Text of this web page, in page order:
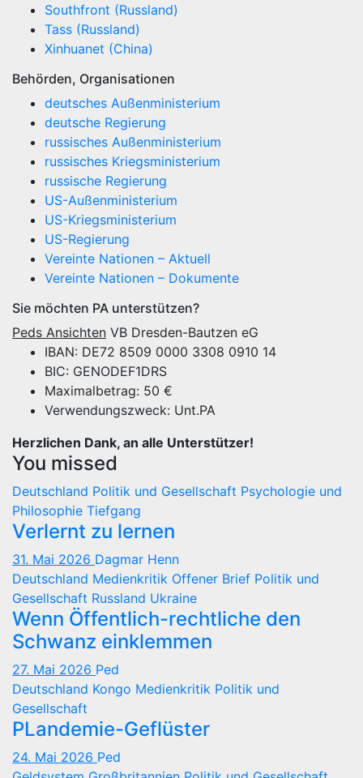
Southfront (Russland)
Tass (Russland)
Xinhuanet (China)
Behörden, Organisationen
deutsches Außenministerium
deutsche Regierung
russisches Außenministerium
russisches Kriegsministerium
russische Regierung
US-Außenministerium
US-Kriegsministerium
US-Regierung
Vereinte Nationen – Aktuell
Vereinte Nationen – Dokumente
Sie möchten PA unterstützen?
Peds Ansichten VB Dresden-Bautzen eG
IBAN: DE72 8509 0000 3308 0910 14
BIC: GENODEF1DRS
Maximalbetrag: 50 €
Verwendungszweck: Unt.PA
Herzlichen Dank, an alle Unterstützer!
You missed
Deutschland Politik und Gesellschaft Psychologie und
Philosophie Tiefgang
Verlernt zu lernen
31. Mai 2026 Dagmar Henn
Deutschland Medienkritik Offener Brief Politik und
Gesellschaft Russland Ukraine
Wenn Öffentlich-rechtliche den
Schwanz einklemmen
27. Mai 2026 Ped
Deutschland Kongo Medienkritik Politik und
Gesellschaft
PLandemie-Geflüster
24. Mai 2026 Ped